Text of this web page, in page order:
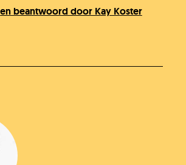
beantwoord door Kay Koster